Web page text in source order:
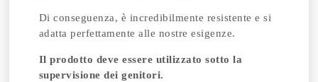
Di conseguenza, è incredibilmente resistente e si
adatta perfettamente alle nostre esigenze.
Il prodotto deve essere utilizzato sotto la
supervisione dei genitori.